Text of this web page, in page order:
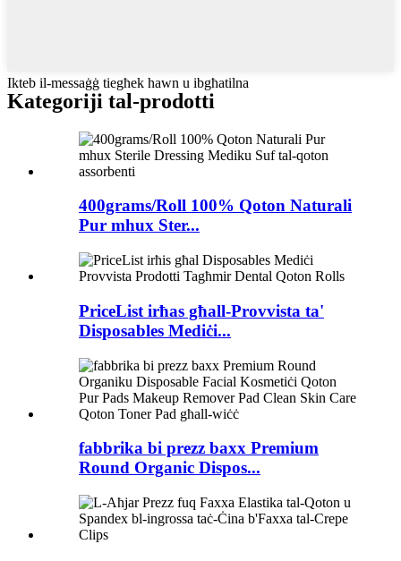
Ikteb il-messaġġ tiegħek hawn u ibgħatilna
Kategoriji tal-prodotti
400grams/Roll 100% Qoton Naturali
Pur mhux Ster...
PriceList irħas għall-Provvista ta'
Disposables Mediċi...
fabbrika bi prezz baxx Premium
Round Organic Dispos...